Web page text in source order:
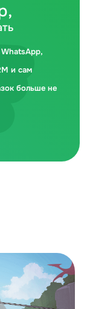
и сам
больше не